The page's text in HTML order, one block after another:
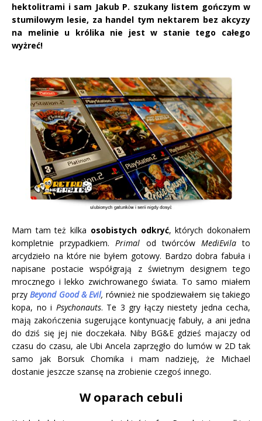
hektolitrami i sam Jakub P. szukany listem gończym w
stumilowym lesie, za handel tym nektarem bez akcyzy
na melinie u królika nie jest w stanie tego całego
wyżreć!
Mam tam też kilka osobistych odkryć, których dokonałem
kompletnie przypadkiem.Primal od twórców MediEvilato
arcydzieło na które nie byłem gotowy. Bardzo dobra fabuła i
napisane postacie współgrają z świetnym designem tego
mrocznego i lekko zwichrowanego świata. To samo miałem
przyBeyond Good & Evil, również nie spodziewałem się takiego
kopa, no i Psychonauts. Te 3 gry łączy niestety jedna cecha,
mają zakończenia sugerujące kontynuację fabuły, a ani jedna
do dziś się jej nie doczekała. Niby BG&E gdzieś majaczy od
czasu do czasu, ale Ubi Ancela zaprzęgło do lumów w 2D tak
samo jak Borsuk Chomika i mam nadzieję, że Michael
dostanie jeszcze szansę na zrobienie czegoś innego.
W oparach cebuli